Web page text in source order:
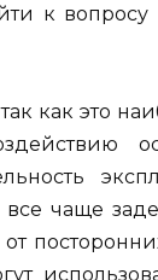
к
как это
чаще
от